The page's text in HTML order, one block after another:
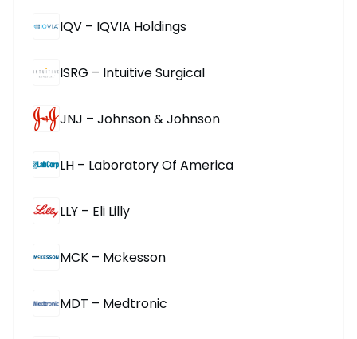
IQV – IQVIA Holdings
ISRG – Intuitive Surgical
JNJ – Johnson & Johnson
LH – Laboratory Of America
LLY – Eli Lilly
MCK – Mckesson
MDT – Medtronic